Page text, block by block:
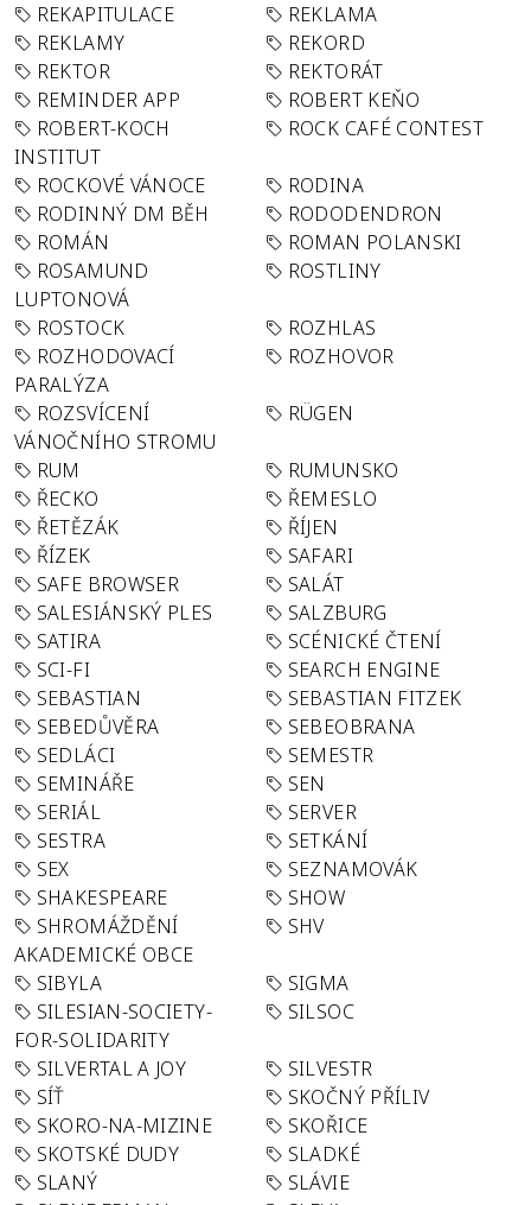
REKAPITULACE
REKLAMA
REKLAMY
REKORD
REKTOR
REKTORÁT
REMINDER APP
ROBERT KEŇO
ROBERT-KOCH
INSTITUT
ROCK CAFÉ CONTEST
ROCKOVÉ VÁNOCE
RODINA
RODINNÝ DM BĚH
RODODENDRON
ROMÁN
ROMAN POLANSKI
ROSAMUND
LUPTONOVÁ
ROSTLINY
ROSTOCK
ROZHLAS
ROZHODOVACÍ
PARALÝZA
ROZHOVOR
ROZSVÍCENÍ
VÁNOČNÍHO STROMU
RÜGEN
RUM
RUMUNSKO
ŘECKO
ŘEMESLO
ŘETĚZÁK
ŘÍJEN
ŘÍZEK
SAFARI
SAFE BROWSER
SALÁT
SALESIÁNSKÝ PLES
SALZBURG
SATIRA
SCÉNICKÉ ČTENÍ
SCI-FI
SEARCH ENGINE
SEBASTIAN
SEBASTIAN FITZEK
SEBEDŮVĚRA
SEBEOBRANA
SEDLÁCI
SEMESTR
SEMINÁŘE
SEN
SERIÁL
SERVER
SESTRA
SETKÁNÍ
SEX
SEZNAMOVÁK
SHAKESPEARE
SHOW
SHROMÁŽDĚNÍ
AKADEMICKÉ OBCE
SHV
SIBYLA
SIGMA
SILESIAN-SOCIETY-
FOR-SOLIDARITY
SILSOC
SILVERTAL A JOY
SILVESTR
SÍŤ
SKOČNÝ PŘÍLIV
SKORO-NA-MIZINE
SKOŘICE
SKOTSKÉ DUDY
SLADKÉ
SLANÝ
SLÁVIE